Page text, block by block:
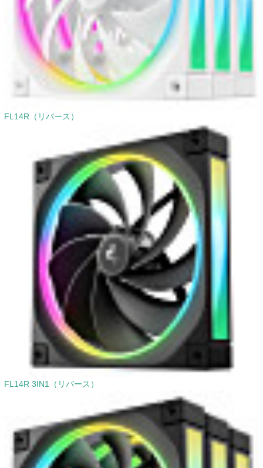
FL14R（リバース）
FL14R 3IN1（リバース）